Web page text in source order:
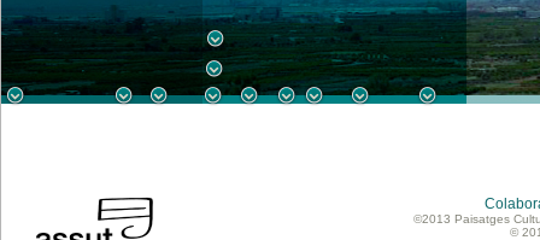
©2013 Paisatges
©